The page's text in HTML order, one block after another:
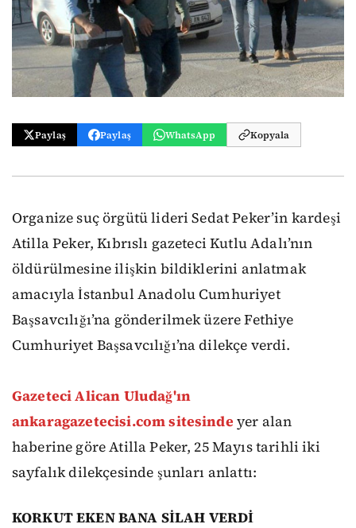
Paylaş Paylaş WhatsApp Kopyala
Organize suç örgütü lideri Sedat Peker’in kardeşi
Atilla Peker, Kıbrıslı gazeteci Kutlu Adalı’nın
öldürülmesine ilişkin bildiklerini anlatmak
amacıyla İstanbul Anadolu Cumhuriyet
Başsavcılığı’na gönderilmek üzere Fethiye
Cumhuriyet Başsavcılığı’na dilekçe verdi.
Gazeteci Alican Uludağ'ın
ankaragazetecisi.com sitesinde yer alan
haberine göre Atilla Peker, 25 Mayıs tarihli iki
sayfalık dilekçesinde şunları anlattı:
KORKUT EKEN BANA SİLAH VERDİ